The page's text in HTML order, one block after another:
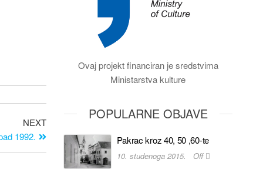
NEXT
1992.
Ovaj projekt financiran je sredstvima
Ministarstva kulture
POPULARNE OBJAVE
Pakrac kroz 40, 50 ,60-te
10. studenoga 2015. Off